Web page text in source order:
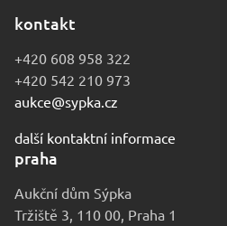
kontakt
+420 608 958 322
+420 542 210 973
aukce@sypka.cz
další kontaktní informace
praha
Aukční dům Sýpka
Tržiště 3, 110 00, Praha 1